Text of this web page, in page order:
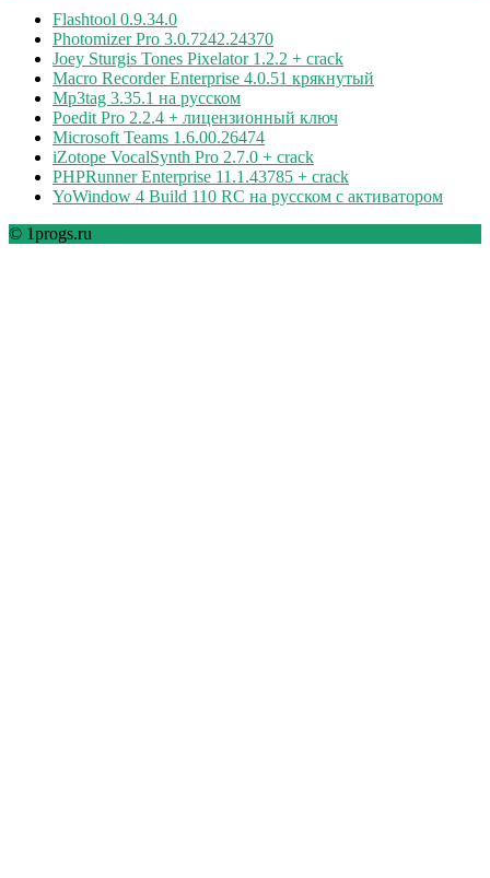
Flashtool 0.9.34.0
Photomizer Pro 3.0.7242.24370
Joey Sturgis Tones Pixelator 1.2.2 + crack
Macro Recorder Enterprise 4.0.51 крякнутый
Mp3tag 3.35.1 на русском
Poedit Pro 2.2.4 + лицензионный ключ
Microsoft Teams 1.6.00.26474
iZotope VocalSynth Pro 2.7.0 + crack
PHPRunner Enterprise 11.1.43785 + crack
YoWindow 4 Build 110 RC на русском с активатором
© 1progs.ru